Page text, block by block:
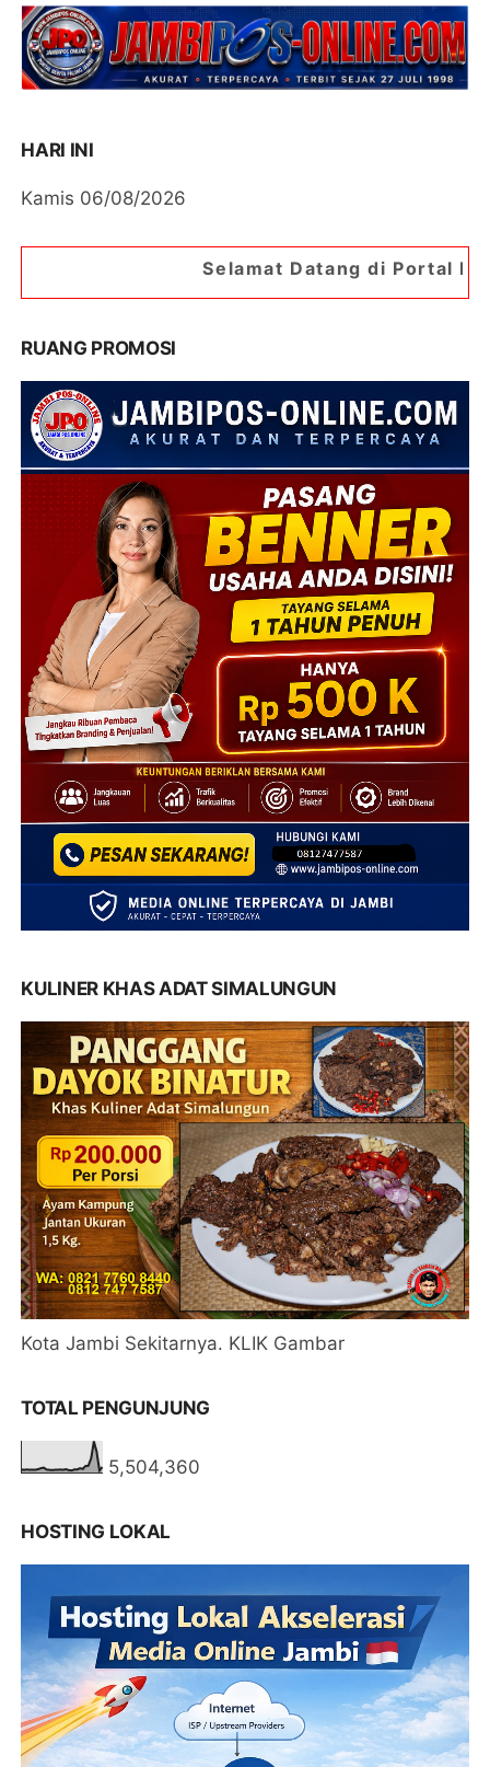
HARI INI
Kamis 06/08/2026
Selamat Datang di Portal Berita Jambipos
RUANG PROMOSI
KULINER KHAS ADAT SIMALUNGUN
Kota Jambi Sekitarnya. KLIK Gambar
TOTAL PENGUNJUNG
5,504,360
HOSTING LOKAL